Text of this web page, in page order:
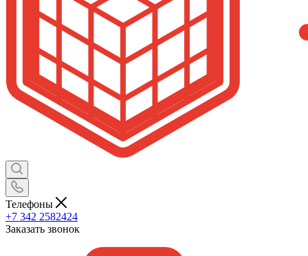
Телефоны
+7 342 2582424
Заказать звонок